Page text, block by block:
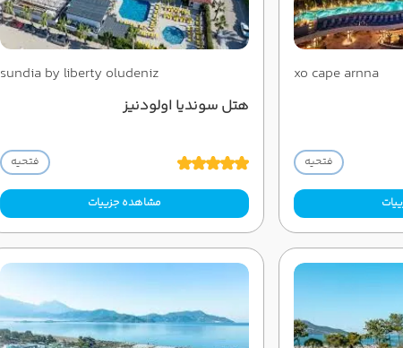
xo cape arnna
فتحیه
sundia by liberty oludeniz
هتل سوندیا اولودنیز
فتحیه
مشاهده جزییات